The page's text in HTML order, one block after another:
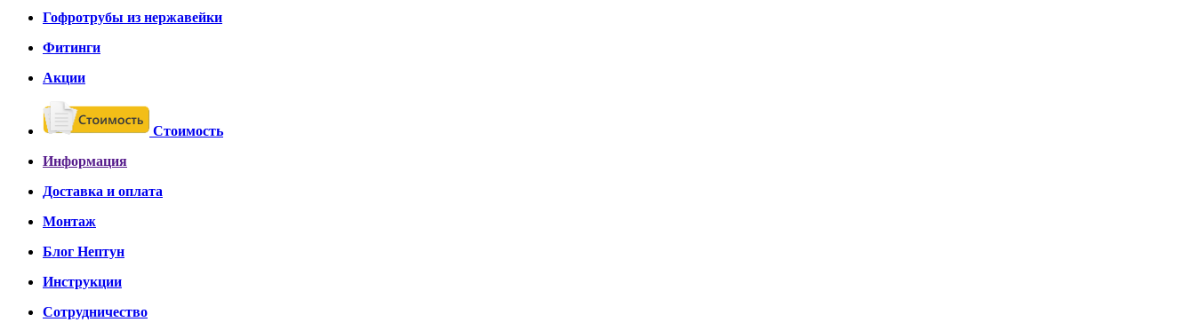
Гофротрубы из нержавейки
Фитинги
Акции
Стоимость
Информация
Доставка и оплата
Монтаж
Блог Нептун
Инструкции
Сотрудничество